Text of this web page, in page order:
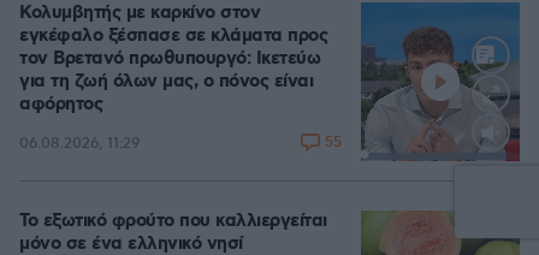
Loaded
Κολυμβητής με καρκίνο στον
εγκέφαλο ξέσπασε σε κλάματα προς
τον Βρετανό πρωθυπουργό: Ικετεύω
για τη ζωή όλων μας, ο πόνος είναι
αφόρητος
06.08.2026, 11:29 55
Το εξωτικό φρούτο που καλλιεργείται
μόνο σε ένα ελληνικό νησί